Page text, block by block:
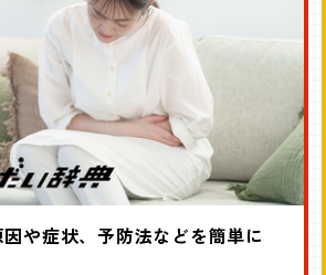
や症状、予防法などを簡単に